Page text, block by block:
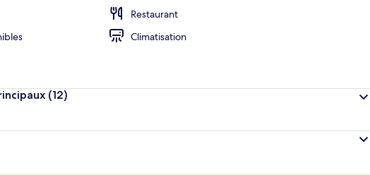
Restaurant
Climatisation
(12)